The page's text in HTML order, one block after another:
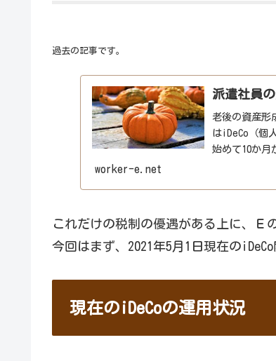
過去の記事です。
派遣社員
老後の資産形
はiDeCo（個
始めて10か月
worker-e.net
これだけの税制の優遇がある上に、Ｅ
今回はまず、2021年5月1日現在の
現在のiDeCoの運用状況